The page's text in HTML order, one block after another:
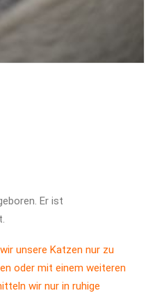
Er ist
unsere Katzen nur zu
oder mit einem weiteren
wir nur in ruhige